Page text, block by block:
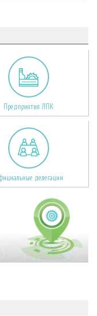
Предприятия ЛПК
делегации